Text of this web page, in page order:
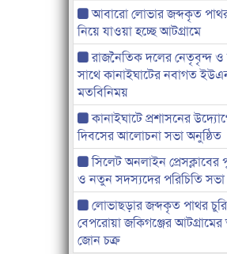
আবারো লোভার জব্দকৃত
নিয়ে যাওয়া হচ্ছে আটগ্রামে
রাজনৈতিক দলের নেতৃবৃন্দ
সাথে কানাইঘাটের নবাগত
মতবিনিময়
কানাইঘাটে প্রশাসনের
দিবসের আলোচনা সভা অনুষ্ঠিত
সিলেট অনলাইন প্রেসক্লাবের
ও নতুন সদস্যদের পরিচিতি সভা
লোভাছড়ার জব্দকৃত পাথর
বেপরোয়া জকিগঞ্জের আটগ্রামের
জোন চক্র